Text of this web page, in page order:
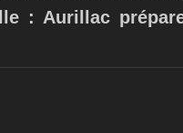
: Aurillac